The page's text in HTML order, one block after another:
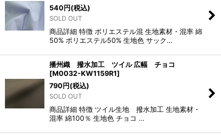
540円(税込)
SOLD OUT
商品詳細 特徴 ポリエステル混 生地素材・混率 綿
50% ポリエステル50% 生地色 サック…
播州織 撥水加工 ツイル 広幅 チョコ
[M0032-KW1159R1]
790円(税込)
SOLD OUT
商品詳細 特徴 ツイル生地 撥水加工 生地素材・
混率 綿100％ 生地色 チョコ …